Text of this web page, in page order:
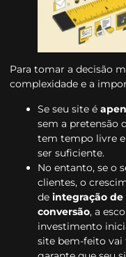
Para tomar a decisão
complexidade e a
Se seu site é
sem a pretensão
tem tempo livre
ser suficiente.
No entanto, se o
clientes, o
de integração de
conversão, a
investimento
site bem-feito vai